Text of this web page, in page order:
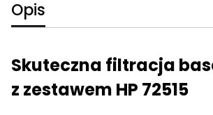
Opis
Skuteczna filtracja
z zestawem HP 72515